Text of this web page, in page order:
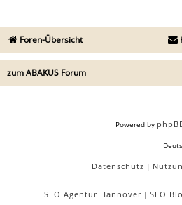
Foren-Übersicht
zum ABAKUS Forum
Powered by
Datenschutz |
SEO Agentur Hannover| SEO